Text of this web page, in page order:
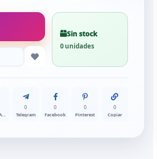
Sin stock
0 unidades
WhatsApp
0
Telegram
0
Facebook
0
Pinterest
0
Copiar